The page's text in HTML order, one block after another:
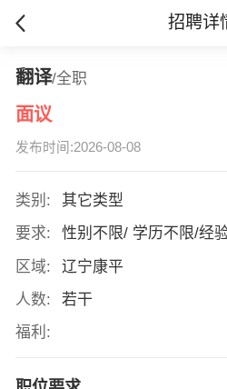
招聘详
翻译/全职
面议
发布时间:2026-08-08
类别:
其它类型
要求:
性别不限/ 学历不限/经
区域:
辽宁康平
人数:
若干
福利: